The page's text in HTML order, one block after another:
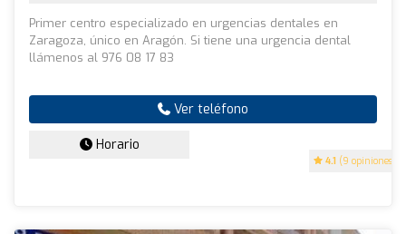
4.1 (9 opiniones)
Primer centro especializado en urgencias dentales en
Zaragoza, único en Aragón. Si tiene una urgencia dental
llámenos al 976 08 17 83
Ver teléfono
Horario